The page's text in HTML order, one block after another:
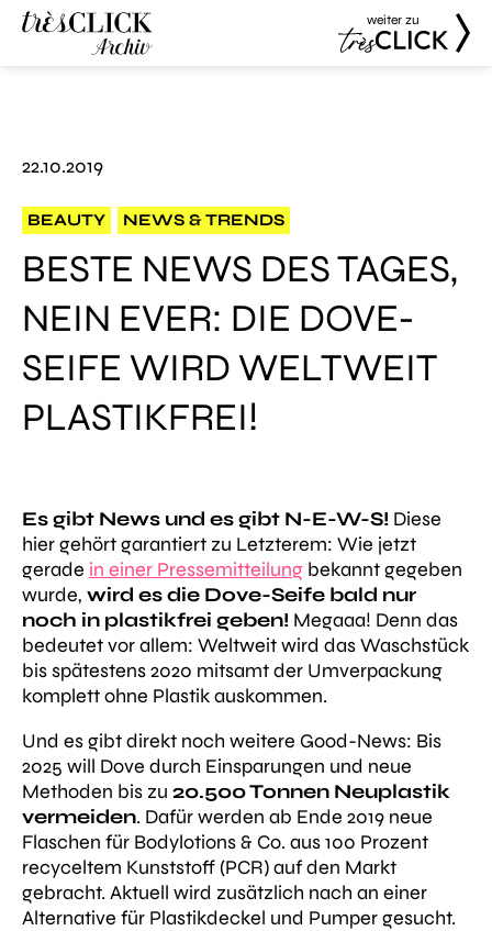
weiter zu
22.10.2019
BEAUTY NEWS & TRENDS
BESTE NEWS DES TAGES,
NEIN EVER: DIE DOVE-
SEIFE WIRD WELTWEIT
PLASTIKFREI!
Es gibt News und es gibt N-E-W-S! Diese
hier gehört garantiert zu Letzterem: Wie jetzt
gerade in einer Pressemitteilung bekannt gegeben
wurde, wird es die Dove-Seife bald nur
noch in plastikfrei geben! Megaaa! Denn das
bedeutet vor allem: Weltweit wird das Waschstück
bis spätestens 2020 mitsamt der Umverpackung
komplett ohne Plastik auskommen.
Und es gibt direkt noch weitere Good-News: Bis
2025 will Dove durch Einsparungen und neue
Methoden bis zu 20.500 Tonnen Neuplastik
vermeiden. Dafür werden ab Ende 2019 neue
Flaschen für Bodylotions & Co. aus 100 Prozent
recyceltem Kunststoff (PCR) auf den Markt
gebracht. Aktuell wird zusätzlich nach an einer
Alternative für Plastikdeckel und Pumper gesucht.